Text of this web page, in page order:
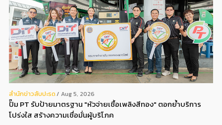
สํานักข่าวสับปะรด Aug 5, 2026
ปั๊ม PT รับป้ายมาตรฐาน "หัวจ่ายเชื้อเพลิงสีทอง" ตอกย้ำบริการ
โปร่งใส สร้างความเชื่อมั่นผู้บริโภค